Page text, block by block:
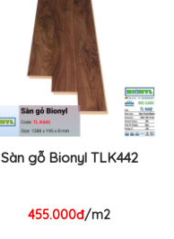
Sàn gỗ Bionyl TLK442
455.000đ/m2